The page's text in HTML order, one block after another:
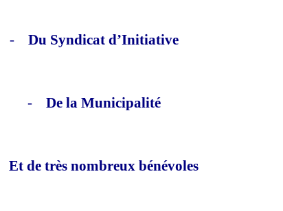
- Du Syndicat d’Initiative
- De la Municipalité
Et de très nombreux bénévoles